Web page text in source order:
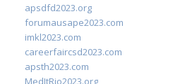
apsdfd2023.org
forumausape2023.com
imkl2023.com
careerfaircsd2023.com
apsth2023.com
MedItRio2023.org